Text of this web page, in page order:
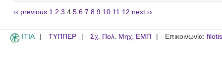
‹‹ previous 1 2 3 4 5 6 7 8 9 10 11 12 next ››
ITIA ΤΥΠΠΕΡ Σχ. Πολ. Μηχ. ΕΜΠ Επικοινωνία: